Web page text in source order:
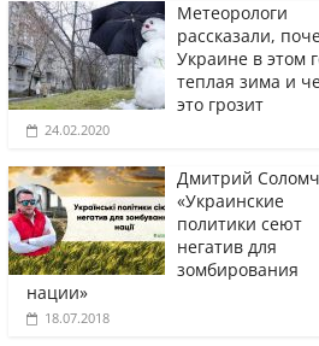
Метеорологи
рассказали,
Украине в этом
теплая зима и
это грозит
24.02.2020
Дмитрий
«Украинские
политики сеют
негатив для
зомбирования
нации»
18.07.2018